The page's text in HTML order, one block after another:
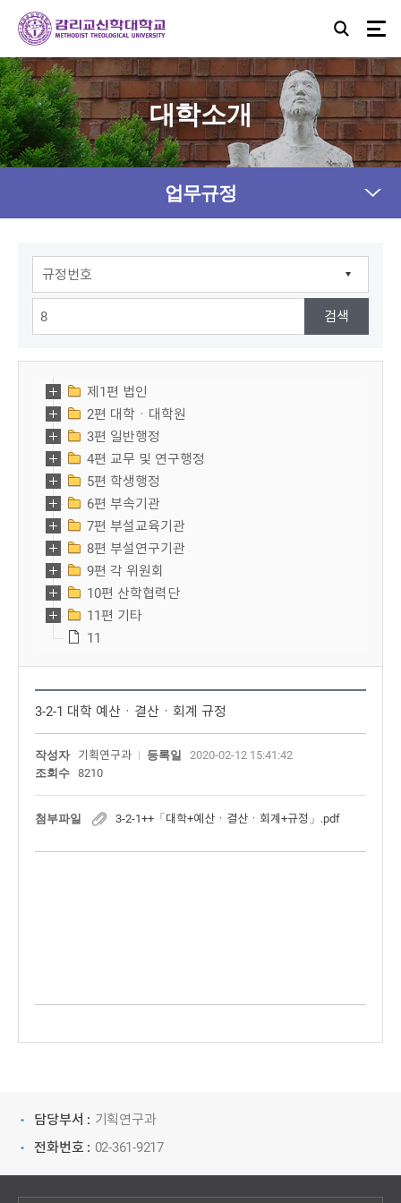
대학소개
업무규정
제1편 법인
2편 대학ㆍ대학원
3편 일반행정
4편 교무 및 연구행정
5편 학생행정
6편 부속기관
7편 부설교육기관
8편 부설연구기관
9편 각 위원회
10편 산학협력단
11편 기타
11
3-2-1 대학 예산ㆍ결산ㆍ회계 규정
작성자 기획연구과 등록일
2020-02-12 15:41:42
조회수
8210
첨부파일 3-2-1++「대학+예산ㆍ결산ㆍ회계+규정」.pdf
담당부서 : 기획연구과
전화번호 : 02-361-9217